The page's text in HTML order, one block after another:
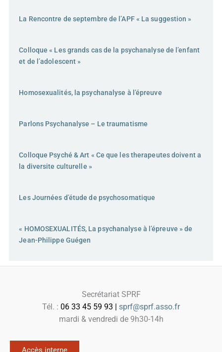
La Rencontre de septembre de l’APF « La suggestion »
Colloque « Les grands cas de la psychanalyse de l’enfant
et de l’adolescent »
Homosexualités, la psychanalyse à l’épreuve
Parlons Psychanalyse – Le traumatisme
Colloque Psyché & Art « Ce que les therapeutes doivent a
la diversite culturelle »
Les Journées d’étude de psychosomatique
« HOMOSEXUALITÉS, La psychanalyse à l’épreuve » de
Jean-Philippe Guégen
Secrétariat SPRF
Tél. : 06 33 45 59 93 | sprf@sprf.asso.fr
mardi & vendredi de 9h30-14h
Accès interne